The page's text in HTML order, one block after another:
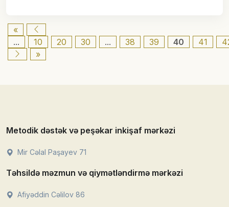
«
...
10 20 30 ... 38 39 40 41
»
Metodik dəstək və peşəkar inkişaf mərkəzi
Mir Cəlal Paşayev 71
Təhsildə məzmun və qiymətləndirmə mərkəzi
Afiyəddin Cəlilov 86